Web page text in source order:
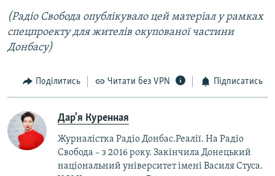
(Радіо Свобода опублікувало цей матеріал у рамках
спецпроекту для жителів окупованої частини
Донбасу)
Поділитись Читати без VPN Підписатись
Дар'я Куренная
Журналістка Радіо Донбас.Реалії. На Радіо
Свобода – з 2016 року. Закінчила Донецький
національний університет імені Василя Стуса.